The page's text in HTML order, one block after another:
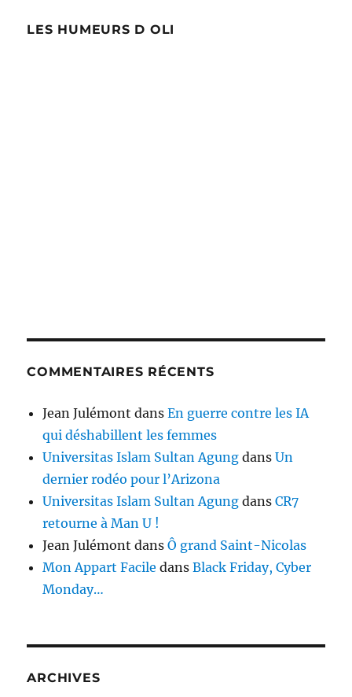
LES HUMEURS D OLI
COMMENTAIRES RÉCENTS
Jean Julémont dansEn guerre contre les IA
qui déshabillent les femmes
Universitas Islam Sultan Agung dansUn
dernier rodéo pour l’Arizona
Universitas Islam Sultan Agung dansCR7
retourne à Man U !
Jean Julémont dansÔ grand Saint-Nicolas
Mon Appart Facile dansBlack Friday, Cyber
Monday…
ARCHIVES